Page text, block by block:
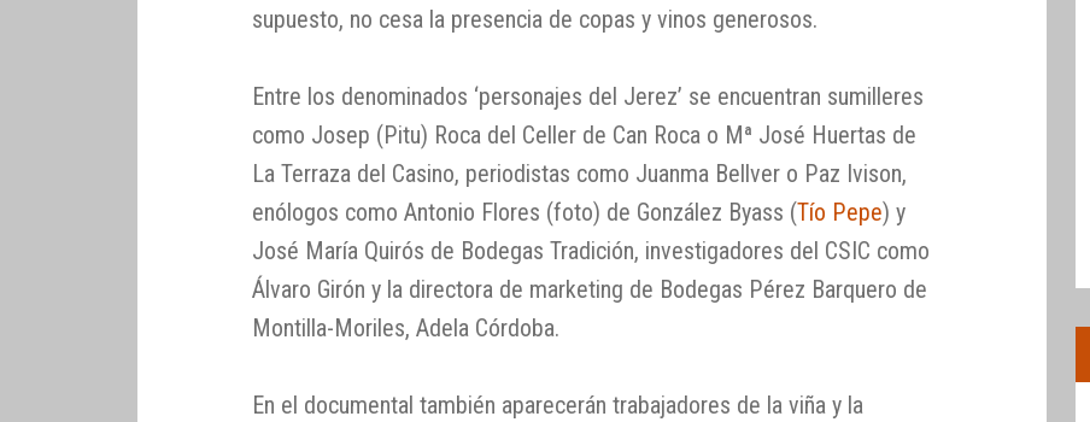
supuesto, no cesa la presencia de copas y vinos generosos.
Entre los denominados ‘personajes del Jerez’ se encuentran sumilleres
como Josep (Pitu) Roca del Celler de Can Roca o Mª José Huertas de
La Terraza del Casino, periodistas como Juanma Bellver o Paz Ivison,
enólogos como Antonio Flores (foto) de González Byass (Tío Pepe) y
José María Quirós de Bodegas Tradición, investigadores del CSIC como
Álvaro Girón y la directora de marketing de Bodegas Pérez Barquero de
Montilla-Moriles, Adela Córdoba.
En el documental también aparecerán trabajadores de la viña y la